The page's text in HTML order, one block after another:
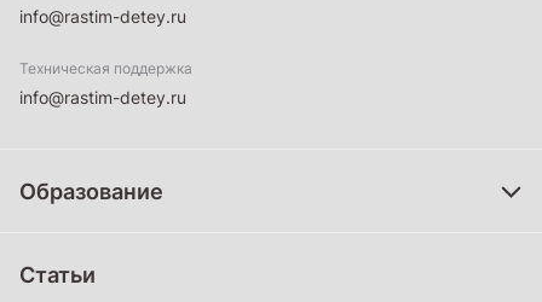
info@rastim-detey.ru
Техническая поддержка
info@rastim-detey.ru
Образование
Статьи